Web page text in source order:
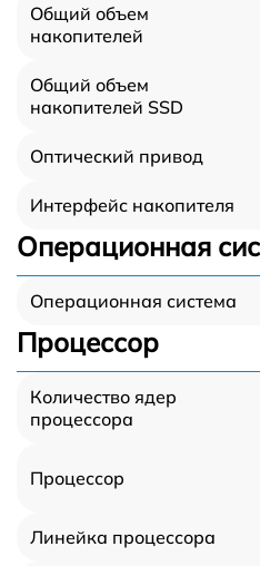
Общий объем
накопителей
Общий объем
накопителей SSD
Оптический привод
Интерфейс накопителя
Операционная
Операционная система
Процессор
Количество ядер
процессора
Процессор
Линейка процессора